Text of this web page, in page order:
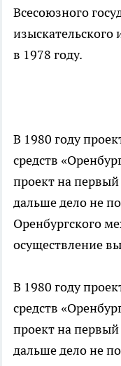
Всесоюзного
изыскательского
в 1978 году.
В 1980 году
средств
проект на
дальше дело не
Оренбургского
осуществление
В 1980 году
средств
проект на
дальше дело не